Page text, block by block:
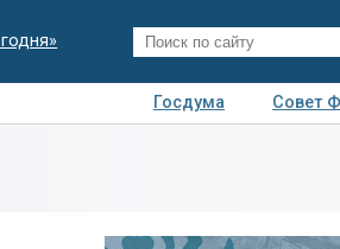
Госдума
Совет